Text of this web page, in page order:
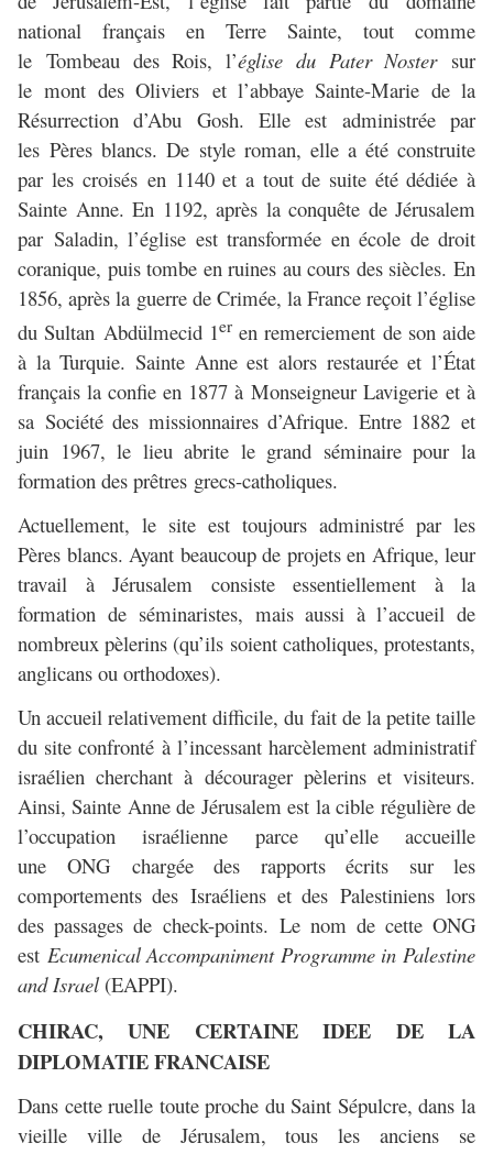
national français en Terre Sainte, tout comme
le Tombeau des Rois, l’église du Pater Noster sur
le mont des Oliviers et l’abbaye Sainte-Marie de la
Résurrection d’Abu Gosh. Elle est administrée par
les Pères blancs. De style roman, elle a été construite
par les croisés en 1140 et a tout de suite été dédiée à
Sainte Anne. En 1192, après la conquête de Jérusalem
par Saladin, l’église est transformée en école de droit
coranique, puis tombe en ruines au cours des siècles. En
1856, après la guerre de Crimée, la France reçoit l’église
du Sultan Abdülmecid 1eren remerciement de son aide
à la Turquie. Sainte Anne est alors restaurée et l’État
français la confie en 1877 à Monseigneur Lavigerie et à
sa Société des missionnaires d’Afrique. Entre 1882 et
juin 1967, le lieu abrite le grand séminaire pour la
formation des prêtres grecs-catholiques.
Actuellement, le site est toujours administré par les
Pères blancs. Ayant beaucoup de projets en Afrique, leur
travail à Jérusalem consiste essentiellement à la
formation de séminaristes, mais aussi à l’accueil de
nombreux pèlerins (qu’ils soient catholiques, protestants,
anglicans ou orthodoxes).
Un accueil relativement difficile, du fait de la petite taille
du site confronté à l’incessant harcèlement administratif
israélien cherchant à décourager pèlerins et visiteurs.
Ainsi, Sainte Anne de Jérusalem est la cible régulière de
l’occupation israélienne parce qu’elle accueille
une ONG chargée des rapports écrits sur les
comportements des Israéliens et des Palestiniens lors
des passages de check-points. Le nom de cette ONG
est Ecumenical Accompaniment Programme in Palestine
and Israel (EAPPI).
CHIRAC, UNE CERTAINE IDEE DE LA
DIPLOMATIE FRANCAISE
Dans cette ruelle toute proche du Saint Sépulcre, dans la
vieille ville de Jérusalem, tous les anciens se